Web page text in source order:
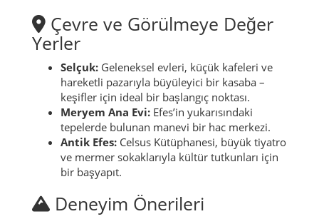
Çevre ve Görülmeye Değer
Yerler
Selçuk: Geleneksel evleri, küçük kafeleri ve
hareketli pazarıyla büyüleyici bir kasaba –
keşifler için ideal bir başlangıç noktası.
Meryem Ana Evi: Efes’in yukarısındaki
tepelerde bulunan manevi bir hac merkezi.
Antik Efes: Celsus Kütüphanesi, büyük tiyatro
ve mermer sokaklarıyla kültür tutkunları için
bir başyapıt.
Deneyim Önerileri